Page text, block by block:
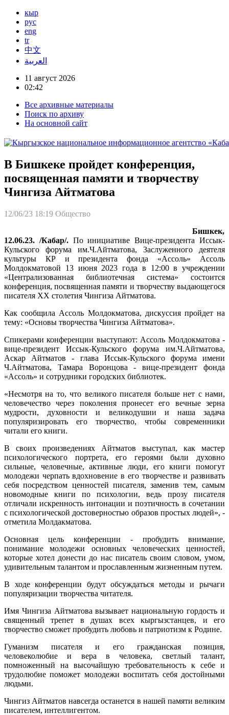
кыр
рус
eng
tr
中文
العربية
11 август 2026
02:42
Все архивные материалы
Поиск по архиву
На основной сайт
В Бишкеке пройдет конференция,
посвященная памяти и творчеству
Чингиза Айтматова
12/06/23 18:19 Общество
Бишкек,
12.06.23. /Кабар/.По инициативе Вице-президента Иссык-
Кульского форума им.Ч.Айтматова, Заслуженного деятеля
культуры КР и президента фонда «Ассоль» Ассоль
Молдокматовой 13 июня 2023 года в 12:00 в учреждении
«Централизованная библиотечная система» состоится
конференция, посвященная памяти и творчеству выдающегося
писателя XX столетия Чингиза Айтматова.
Как сообщила Ассоль Молдокматова, дискуссия пройдет на
тему: «Основы творчества Чингиза Айтматова».
Спикерами конференции выступают: Ассоль Молдокматова -
вице-президент Иссык-Кульского форума им.Ч.Айтматова,
Аскар Айтматов - глава Иссык-Кульского форума имени
Ч.Айтматова, Тамара Воронцова - вице-президент фонда
«Ассоль» и сотрудники городских библиотек.
«Несмотря на то, что великого писателя больше нет с нами,
человечество через поколения пронесет его вечные зерна
мудрости, духовности и великодушии и наша задача
популяризировать его творчество, чтобы современники
читали его книги.
В своих произведениях Айтматов выступал, как мастер
психологического портрета, его героями были духовно
сильные, человечные, активные люди, его книги помогут
молодежи черпать вдохновение в его творчестве и развивать
себя посредством ценностей писателя, заменив тем, самым
новомодные книги по психологии, ведь прозу писателя
отличали искренность интонации и поэтичность в сочетании
с психологической достоверностью образов простых людей», -
отметила Молдакматова.
Основная цель конференции - пробудить внимание,
понимание молодежи основных человеческих ценностей,
которые хотел донести до нас писатель своим словом, умом,
удивительным талантом и прославленным жизненным путем.
В ходе конференции будут обсуждаться методы и рычаги
популяризации творчества читателя.
Имя Чингиза Айтматова вызывает национальную гордость и
священный трепет в душах всех кыргызстанцев, и его
творчество сможет пробудить любовь и патриотизм к Родине.
Гуманизм писателя и его гражданская позиция,
человеколюбие и вера в человека, светлый талант,
помноженный на высочайшую требовательность к себе и
трудолюбие поможет молодежи воспитать себя достойными
людьми.
Чингиз Айтматов навсегда останется в нашей памяти великим
писателем, интеллигентом.